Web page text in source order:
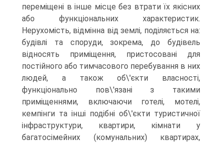
переміщені в інше місце без втрати їх якісних
або функціональ­них характеристик.
Нерухомість, відмінна від землі, поділяється на:
будівлі та споруди, зокрема, до будівель
відносять приміщення, пристосовані для
постійного або тимчасового перебування в них
людей, а також об\'єкти власності,
функціонально пов\'язані з такими
приміщеннями, включаючи готелі, мотелі,
кемпінги та інші подібні об\'єкти туристичної
інфраструктури, квартири, кімнати у
багатосімейних (комунальних) квартирах,